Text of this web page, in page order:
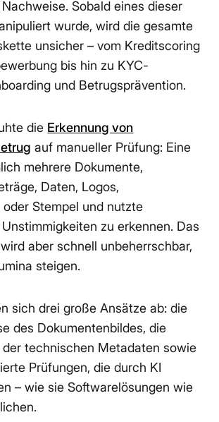
Sobald eines dieser
wurde, wird die gesamte
unsicher – vom Kreditscoring
bis hin zu KYC-
und Betrugsprävention.
die Erkennung von
auf manueller Prüfung: Eine
mehrere Dokumente,
Daten, Logos,
Stempel und nutzte
zu erkennen. Das
aber schnell unbeherrschbar,
steigen.
sich drei große Ansätze ab: die
des Dokumentenbildes, die
technischen Metadaten sowie
Prüfungen, die durch KI
– wie sie Softwarelösungen wie